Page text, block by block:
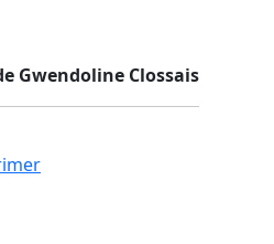
Gwendoline Clossais